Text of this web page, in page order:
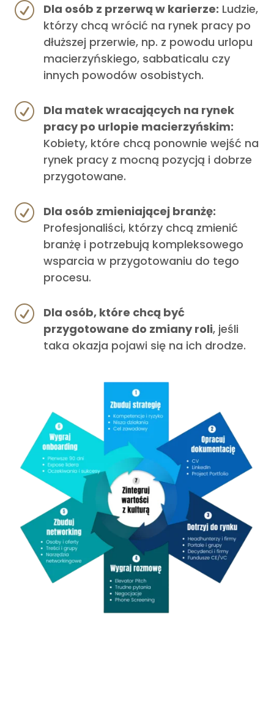
R Dla osób z przerwą w karierze: Ludzie,
którzy chcą wrócić na rynek pracy po
dłuższej przerwie, np. z powodu urlopu
macierzyńskiego, sabbaticalu czy
innych powodów osobistych.
R
Dla matek wracających na rynek
pracy po urlopie macierzyńskim:
Kobiety, które chcą ponownie wejść na
rynek pracy z mocną pozycją i dobrze
przygotowane.
R
Dla osób zmieniającej branżę:
Profesjonaliści, którzy chcą zmienić
branżę i potrzebują kompleksowego
wsparcia w przygotowaniu do tego
procesu.
R
Dla osób, które chcą być
przygotowane do zmiany roli, jeśli
taka okazja pojawi się na ich drodze.